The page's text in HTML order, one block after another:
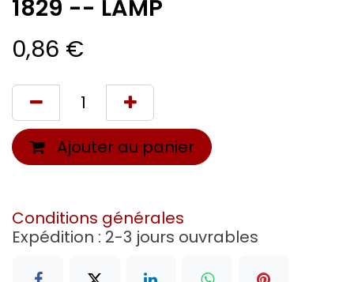
1829 -- LAMP
0,86 €
Ajouter au panier
Conditions générales
Expédition : 2-3 jours ouvrables